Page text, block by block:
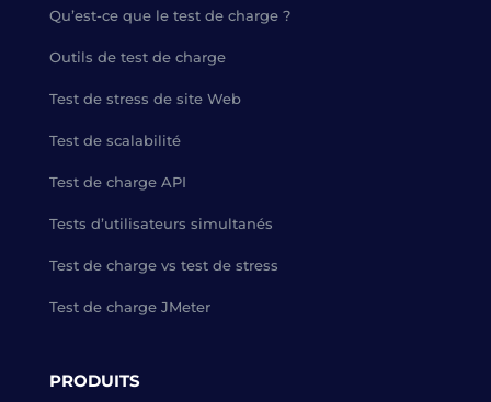
Qu’est-ce que le test de charge ?
Outils de test de charge
Test de stress de site Web
Test de scalabilité
Test de charge API
Tests d’utilisateurs simultanés
Test de charge vs test de stress
Test de charge JMeter
PRODUITS